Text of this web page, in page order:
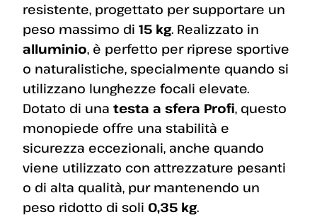
resistente, progettato per supportare un
peso massimo di 15 kg. Realizzato in
alluminio, è perfetto per riprese sportive
o naturalistiche, specialmente quando si
utilizzano lunghezze focali elevate.
Dotato di una testa a sfera Profi, questo
monopiede offre una stabilità e
sicurezza eccezionali, anche quando
viene utilizzato con attrezzature pesanti
o di alta qualità, pur mantenendo un
peso ridotto di soli 0,35 kg.